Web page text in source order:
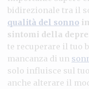
bidirezionale tra il
qualità del sonno
sintomi della
te recuperare il tuo
mancanza di un
solo influisce sul
anche alterare il